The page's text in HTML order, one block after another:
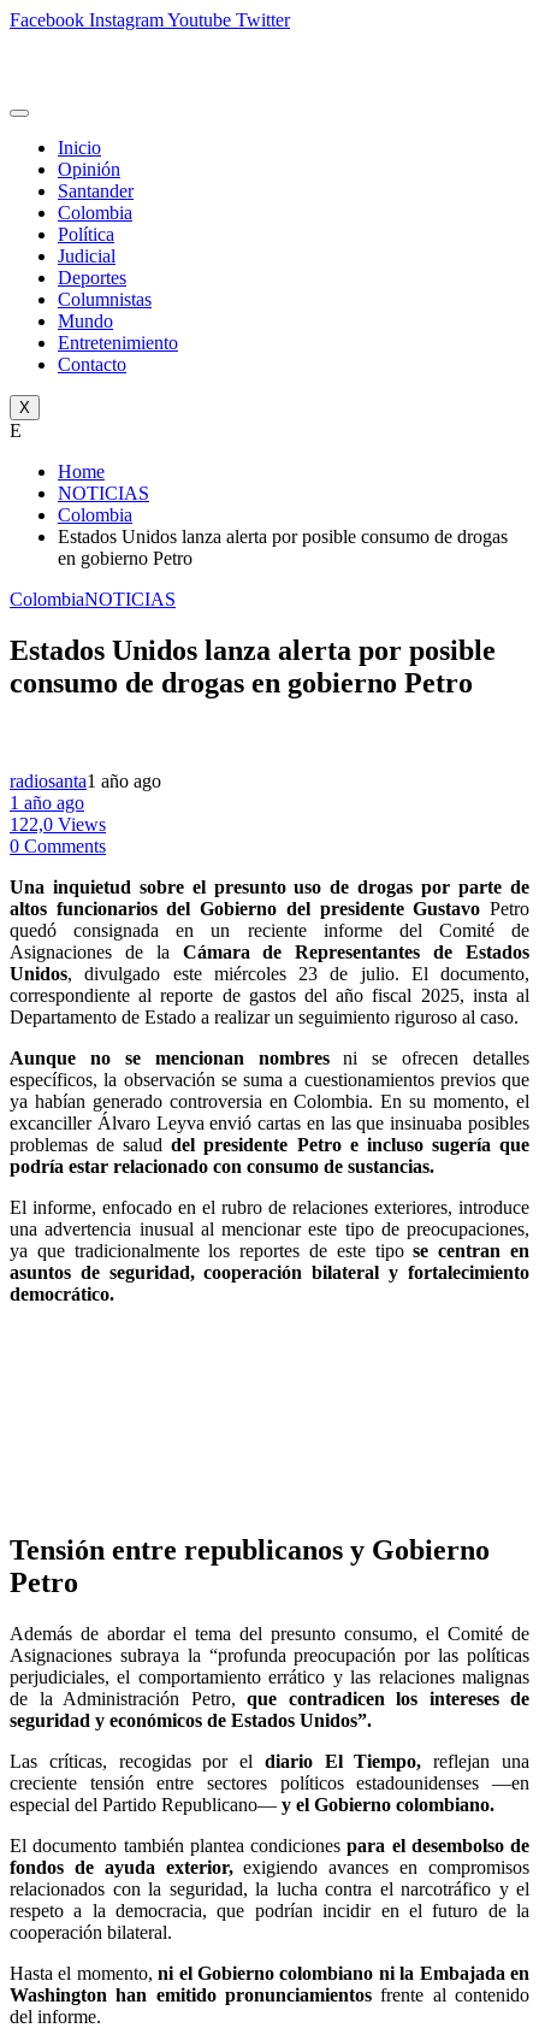
Facebook InstagramYoutube Twitter
Inicio
Opinión
Santander
Colombia
Política
Judicial
Deportes
Columnistas
Mundo
Entretenimiento
Contacto
X
E
Home
NOTICIAS
Colombia
Estados Unidos lanza alerta por posible consumo de drogas
en gobierno Petro
ColombiaNOTICIAS
Estados Unidos lanza alerta por posible
consumo de drogas en gobierno Petro
radiosanta1 año ago
1 año ago
122,0 Views
0 Comments
Una inquietud sobre el presunto uso de drogas por parte de
altos funcionarios del Gobierno del presidente GustavoPetro
quedó consignada en un reciente informe del Comité de
Asignaciones de la Cámara de Representantes de Estados
Unidos, divulgado este miércoles 23 de julio. El documento,
correspondiente al reporte de gastos del año fiscal 2025, insta al
Departamento de Estado a realizar un seguimiento riguroso al caso.
Aunque no se mencionan nombresni se ofrecen detalles
específicos, la observación se suma a cuestionamientos previos que
ya habían generado controversia en Colombia. En su momento, el
excanciller Álvaro Leyva envió cartas en las que insinuaba posibles
problemas de saluddel presidente Petro e incluso sugería que
podría estar relacionado con consumo de sustancias.
El informe, enfocado en el rubro de relaciones exteriores, introduce
una advertencia inusual al mencionar este tipo de preocupaciones,
ya que tradicionalmente los reportes de este tipose centran en
asuntos de seguridad, cooperación bilateral y fortalecimiento
democrático.
Tensión entre republicanos y Gobierno
Petro
Además de abordar el tema del presunto consumo, el Comité de
Asignaciones subraya la “profunda preocupación por las políticas
perjudiciales, el comportamiento errático y las relaciones malignas
de la Administración Petro, que contradicen los intereses de
seguridad y económicos de Estados Unidos”.
Las críticas, recogidas por el diario El Tiempo,reflejan una
creciente tensión entre sectores políticos estadounidenses —en
especial del Partido Republicano— y el Gobierno colombiano.
El documento también plantea condicionespara el desembolso de
fondos de ayuda exterior,exigiendo avances en compromisos
relacionados con la seguridad, la lucha contra el narcotráfico y el
respeto a la democracia, que podrían incidir en el futuro de la
cooperación bilateral.
Hasta el momento,ni el Gobierno colombiano ni la Embajada en
Washington han emitido pronunciamientos frente al contenido
del informe.